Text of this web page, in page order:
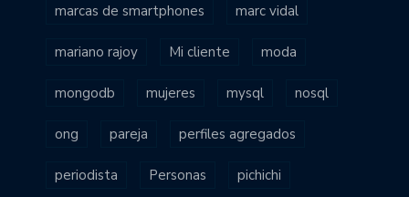
marcas de smartphones marc vidal
mariano rajoy Mi cliente moda
mongodb mujeres mysql nosql
ong pareja perfiles agregados
periodista Personas pichichi